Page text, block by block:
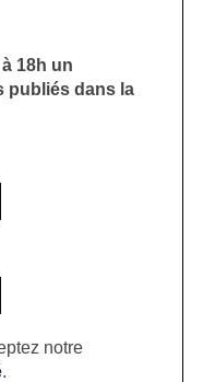
18h un
publiés dans la
notre
.